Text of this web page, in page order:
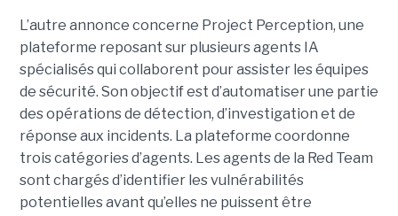
L’autre annonce concerne Project Perception, une
plateforme reposant sur plusieurs agents IA
spécialisés qui collaborent pour assister les équipes
de sécurité. Son objectif est d’automatiser une partie
des opérations de détection, d’investigation et de
réponse aux incidents. La plateforme coordonne
trois catégories d’agents. Les agents de la Red Team
sont chargés d’identifier les vulnérabilités
potentielles avant qu’elles ne puissent être